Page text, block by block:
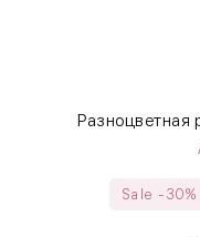
Разноцветная
Sale -30%